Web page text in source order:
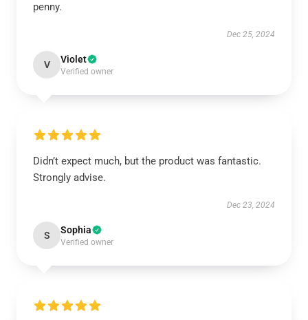
penny.
Dec 25, 2024
V Violet
Verified owner
Didn’t expect much, but the product was fantastic.
Strongly advise.
Dec 23, 2024
S Sophia
Verified owner